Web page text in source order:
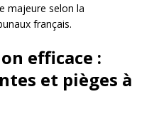
majeure selon la
français.
efficace :
et pièges à